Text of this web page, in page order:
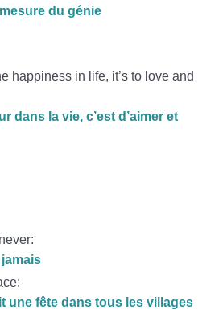
du génie
happiness in life, it’s to love and
dans la vie, c’est d’aimer et
une fête dans tous les villages